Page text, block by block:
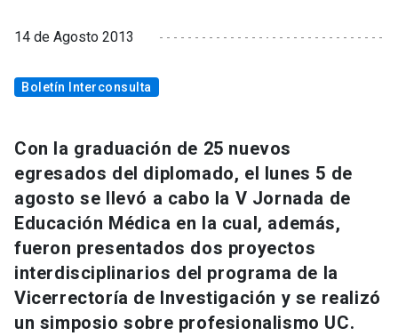
14 de Agosto 2013
Boletín Interconsulta
Con la graduación de 25 nuevos
egresados del diplomado, el lunes 5 de
agosto se llevó a cabo la V Jornada de
Educación Médica en la cual, además,
fueron presentados dos proyectos
interdisciplinarios del programa de la
Vicerrectoría de Investigación y se realizó
un simposio sobre profesionalismo UC.